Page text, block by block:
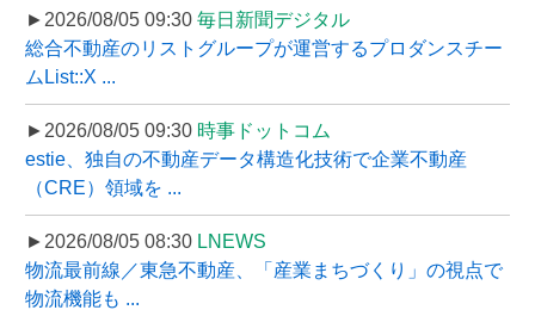
►2026/08/05 09:30 毎日新聞デジタル
総合不動産のリストグループが運営するプロダンスチー
ムList::X ...
►2026/08/05 09:30 時事ドットコム
estie、独自の不動産データ構造化技術で企業不動産
（CRE）領域を ...
►2026/08/05 08:30 LNEWS
物流最前線／東急不動産、「産業まちづくり」の視点で
物流機能も ...